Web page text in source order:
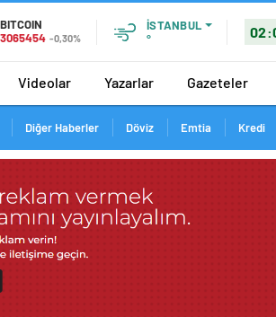
BITCOIN
3065454 -0,30%
İSTANBUL
°
Videolar Yazarlar Gazeteler
Diğer Haberler Döviz Emtia Kredi